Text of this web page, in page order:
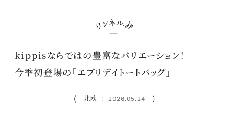
kippisならではの豊富なバリエーション！
今季初登場の「エブリデイトートバッグ」
北欧 ： 2026.05.24